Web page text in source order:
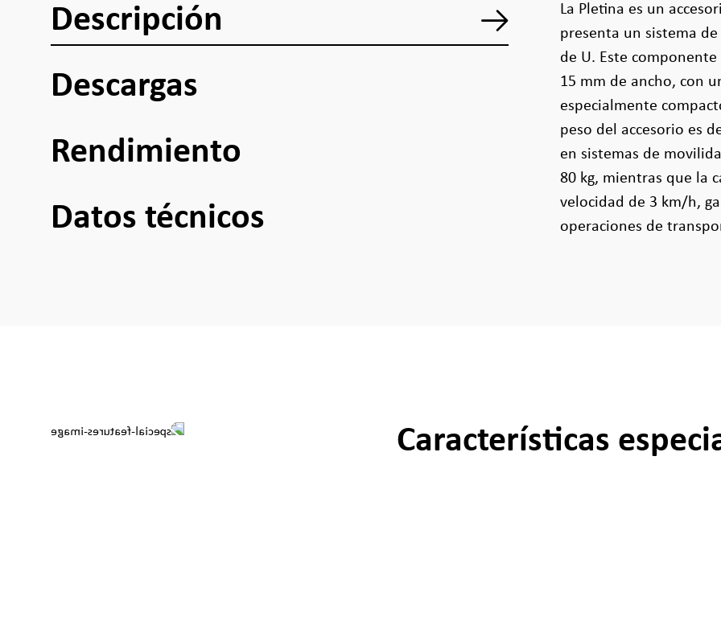
Descripción
Descargas
Rendimiento
Datos técnicos
La Pletina es un
presenta un sistema
de U. Este
15 mm de ancho, con
especialmente
peso del accesorio es
en sistemas de
80 kg, mientras que la
velocidad de 3 km/h,
operaciones de
Características